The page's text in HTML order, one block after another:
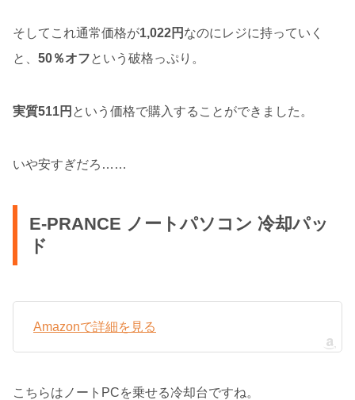
そしてこれ通常価格が1,022円 なのにレジに持っていく
と、 50％オフという破格っぷり。
実質511円 という価格で購入することができました。
いや安すぎだろ……
E-PRANCE ノートパソコン 冷却パッ
ド
Amazonで詳細を見る
こちらはノートPCを乗せる冷却台ですね。